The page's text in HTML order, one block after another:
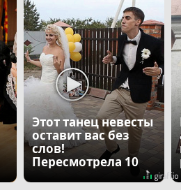
Этот танец невесты
оставит вас без
слов!
Пересмотрела 10